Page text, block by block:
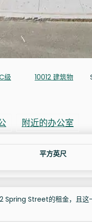
级 10012 建筑物
附近的办公室
平方英尺
Spring Street的租金，且